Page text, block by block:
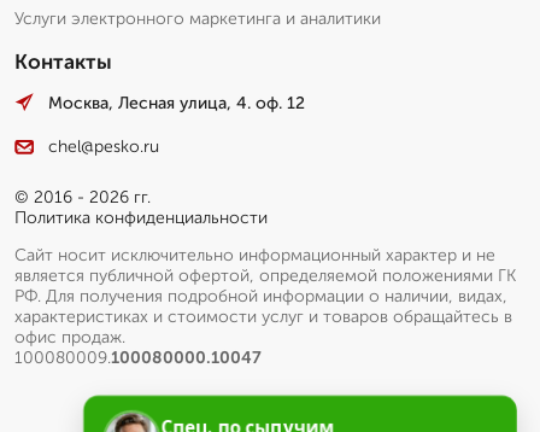
Услуги электронного маркетинга и аналитики
Контакты
Москва, Лесная улица, 4. оф. 12
chel@pesko.ru
© 2016 - 2026 гг.
Политика конфиденциальности
Сайт носит исключительно информационный характер и не
является публичной офертой, определяемой положениями ГК
РФ. Для получения подробной информации о наличии, видах,
характеристиках и стоимости услуг и товаров обращайтесь в
офис продаж.
100080009.100080000.10047
Спец. по сыпучим